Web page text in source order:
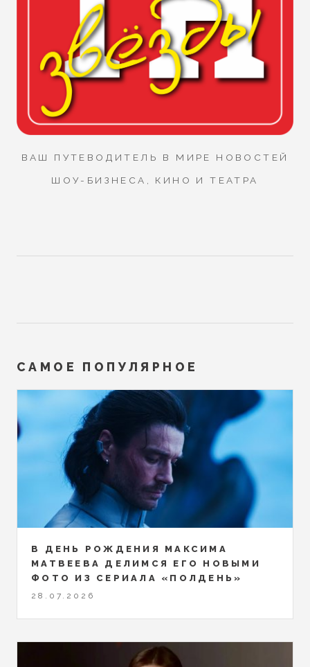
ВАШ ПУТЕВОДИТЕЛЬ В МИРЕ НОВОСТЕЙ
ШОУ-БИЗНЕСА, КИНО И ТЕАТРА
САМОЕ ПОПУЛЯРНОЕ
В ДЕНЬ РОЖДЕНИЯ МАКСИМА
МАТВЕЕВА ДЕЛИМСЯ ЕГО НОВЫМИ
ФОТО ИЗ СЕРИАЛА «ПОЛДЕНЬ»
28.07.2026